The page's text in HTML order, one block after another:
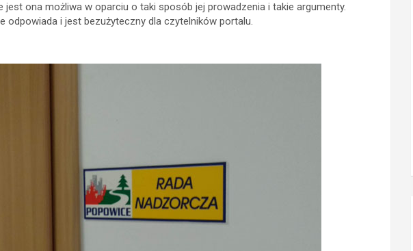
jest ona możliwa w oparciu o taki sposób jej prowadzenia i takie argumenty.
odpowiada i jest bezużyteczny dla czytelników portalu.